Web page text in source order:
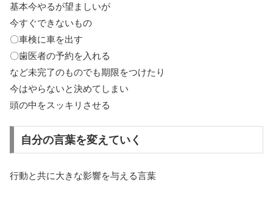
基本今やるが望ましいが
今すぐできないもの
〇車検に車を出す
〇歯医者の予約を入れる
など未完了のものでも期限をつけたり
今はやらないと決めてしまい
頭の中をスッキリさせる
自分の言葉を変えていく
行動と共に大きな影響を与える言葉